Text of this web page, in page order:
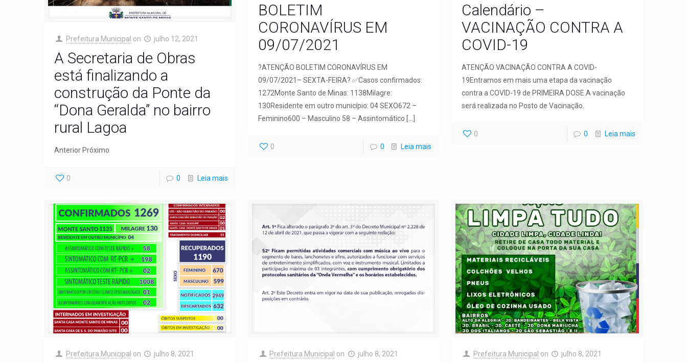
Prefeitura Municipal on julho 12, 2021
A Secretaria de Obras
está finalizando a
construção da Ponte da
“Dona Geralda” no bairro
rural Lagoa
Anterior Próximo
0 0 Leia mais
BOLETIM
CORONAVÍRUS EM
09/07/2021
?ATENÇÃO BOLETIM CORONAVÍRUS EM
09/07/2021– SEXTA-FEIRA? ✅Casos confirmados:
1272Monte Santo de Minas: 1138Milagre:
130Residente em outro município: 04 SEXO672 –
Feminino600 – Masculino 58 – Assintomático
0 0 Leia mais
Calendário –
VACINAÇÃO CONTRA A
COVID-19
ATENÇÃO VACINAÇÃO CONTRA A COVID-
19Entramos em mais uma etapa da vacinação
contra a COVID-19 de PRIMEIRA DOSE.A vacinação
será realizada no Posto de Vacinação.
0 0 Leia mais
Prefeitura Municipal on julho 8, 2021 Prefeitura Municipal on julho 8, 2021 Prefeitura Municipal on julho 8, 2021